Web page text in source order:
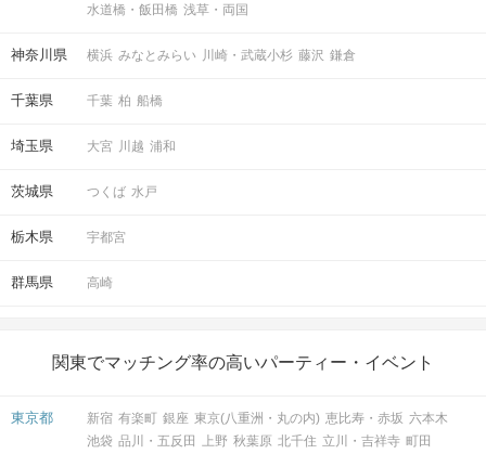
水道橋・飯田橋 浅草・両国
神奈川県 横浜 みなとみらい 川崎・武蔵小杉 藤沢 鎌倉
千葉県 千葉 柏 船橋
埼玉県 大宮 川越 浦和
茨城県 つくば 水戸
栃木県 宇都宮
群馬県 高崎
関東でマッチング率の高いパーティー・イベント
東京都 新宿 有楽町 銀座 東京(八重洲・丸の内) 恵比寿・赤坂 六本木
池袋 品川・五反田 上野 秋葉原 北千住 立川・吉祥寺 町田